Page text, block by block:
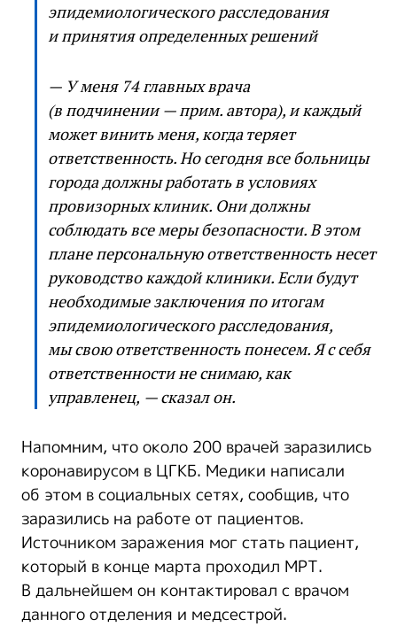
эпидемиологического расследования
и принятия определенных решений
— У меня 74 главных врача
(в подчинении — прим. автора), и каждый
может винить меня, когда теряет
ответственность. Но сегодня все больницы
города должны работать в условиях
провизорных клиник. Они должны
соблюдать все меры безопасности. В этом
плане персональную ответственность несет
руководство каждой клиники. Если будут
необходимые заключения по итогам
эпидемиологического расследования,
мы свою ответственность понесем. Я с себя
ответственности не снимаю, как
управленец, — сказал он.
Напомним, что около 200 врачей заразились
коронавирусом в ЦГКБ. Медики написали
об этом в социальных сетях, сообщив, что
заразились на работе от пациентов.
Источником заражения мог стать пациент,
который в конце марта проходил МРТ.
В дальнейшем он контактировал с врачом
данного отделения и медсестрой.